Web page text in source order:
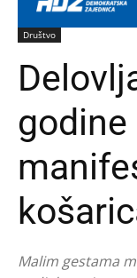
Društvo
Malim gestama